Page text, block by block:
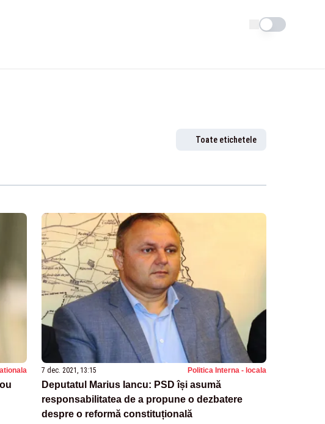
Schimba tema
Toate etichetele
7 dec. 2021, 13:15 Politica Interna - locala
Deputatul Marius Iancu: PSD își asumă
responsabilitatea de a propune o dezbatere
despre o reformă constituțională